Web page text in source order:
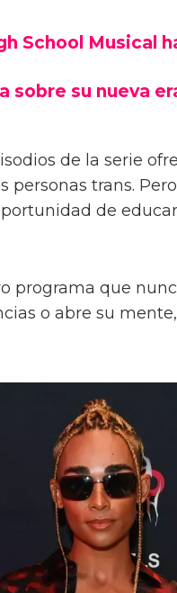
School Musical
sobre su nueva
de la serie
personas trans.
de
programa que
o abre su